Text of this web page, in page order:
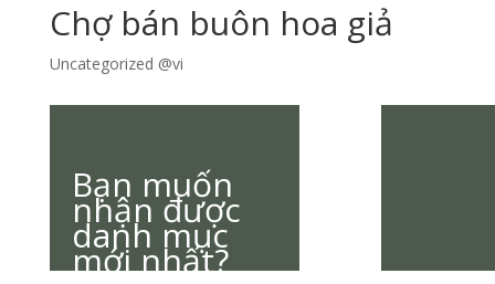
Chợ bán buôn hoa giả
Uncategorized @vi
Bạn muốn
nhận được
danh mục
mới nhất?